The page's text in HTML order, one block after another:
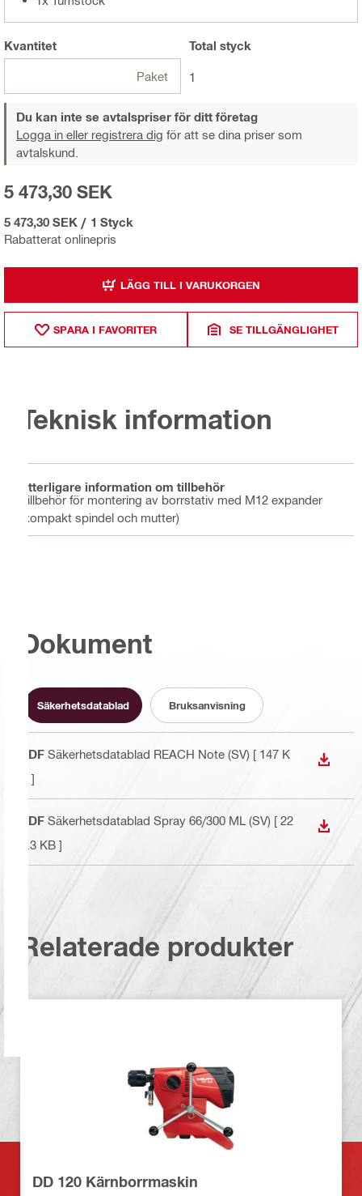
Kvantitet
Paket
Total styck
1
Du kan inte se avtalspriser för ditt företag
Logga in eller registrera dig för att se dina priser som
avtalskund.
Rabatterat onlinepris
5 473,30 SEK
5 473,30 SEK / 1 Styck
LÄGG TILL I VARUKORGEN
SPARA I FAVORITER SE TILLGÄNGLIGHET
Teknisk information
Ytterligare information om tillbehör
Tillbehör för montering av borrstativ med M12 expander
(kompakt spindel och mutter)
Dokument
Säkerhetsdatablad Bruksanvisning
PDF Säkerhetsdatablad REACH Note (SV) [ 147 K
B ]
LADDA
PDF Säkerhetsdatablad Spray 66/300 ML (SV) [ 22
2.3 KB ]
LADDA
Relaterade produkter
DD 120 Kärnborrmaskin